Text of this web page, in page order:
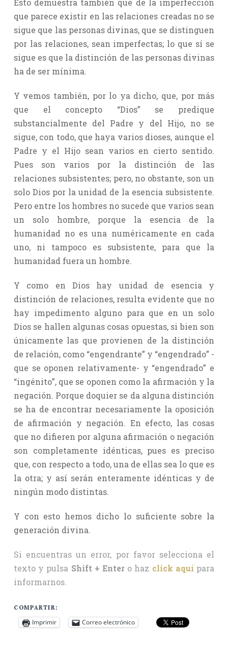
Esto demuestra también que de la imperfección
que parece existir en las relaciones creadas no se
sigue que las personas divinas, que se distinguen
por las relaciones, sean imperfectas; lo que sí se
sigue es que la distinción de las personas divinas
ha de ser mínima.
Y vemos también, por lo ya dicho, que, por más
que el concepto “Dios” se predique
substancialmente del Padre y del Hijo, no se
sigue, con todo, que haya varios dioses, aunque el
Padre y el Hijo sean varios en cierto sentido.
Pues son varios por la distinción de las
relaciones subsistentes; pero, no obstante, son un
solo Dios por la unidad de la esencia subsistente.
Pero entre los hombres no sucede que varios sean
un solo hombre, porque la esencia de la
humanidad no es una numéricamente en cada
uno, ni tampoco es subsistente, para que la
humanidad fuera un hombre.
Y como en Dios hay unidad de esencia y
distinción de relaciones, resulta evidente que no
hay impedimento alguno para que en un solo
Dios se hallen algunas cosas opuestas, si bien son
únicamente las que provienen de la distinción
de relación, como “engendrante” y “engendrado” -
que se oponen relativamente- y “engendrado” e
“ingénito”, que se oponen como la afirmación y la
negación. Porque doquier se da alguna distinción
se ha de encontrar necesariamente la oposición
de afirmación y negación. En efecto, las cosas
que no difieren por alguna afirmación o negación
son completamente idénticas, pues es preciso
que, con respecto a todo, una de ellas sea lo que es
la otra; y así serán enteramente idénticas y de
ningún modo distintas.
Y con esto hemos dicho lo suficiente sobre la
generación divina.
Si encuentras un error, por favor selecciona el
texto y pulsa Shift + Enter o haz click aquí para
informarnos.
COMPARTIR:
Imprimir Correo electrónico